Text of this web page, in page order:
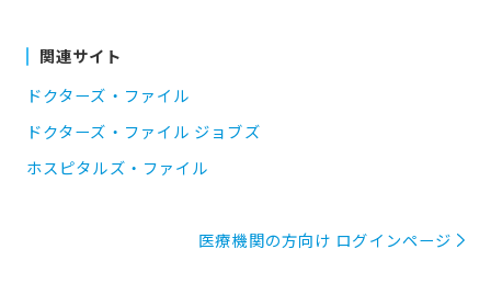
関連サイト
ドクターズ・ファイル
ドクターズ・ファイル ジョブズ
ホスピタルズ・ファイル
医療機関の方向け ログインページ